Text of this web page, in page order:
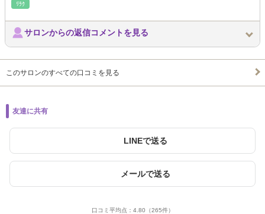
ﾘﾗｸ
サロンからの返信コメントを見る
このサロンのすべての口コミを見る
友達に共有
LINEで送る
メールで送る
口コミ平均点： 4.80 （265件）